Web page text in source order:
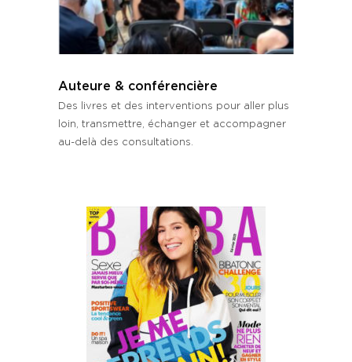
Auteure & conférencière
Des livres et des interventions pour aller plus
loin, transmettre, échanger et accompagner
au-delà des consultations.